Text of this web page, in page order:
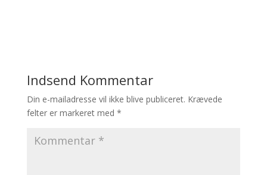
Indsend Kommentar
Din e-mailadresse vil ikke blive publiceret. Krævede
felter er markeret med *